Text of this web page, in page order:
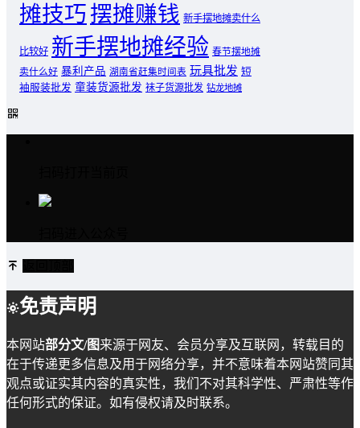
摊技巧摆摊赚钱 新手摆地摊卖什么
比较好 新手摆地摊经验 春节摆地摊
卖什么好 暴利产品 湖南省赶集时间表 玩具批发 短
袖服装批发 童装货源批发 袜子货源批发 钻龙地摊
免责声明
本网站部分文/图来源于网友、会员分享及互联网，转载目的
在于传递更多信息及用于网络分享，并不意味着本网站赞同其
观点或证实其内容的真实性，我们不对其科学性、严肃性等作
任何形式的保证。如有侵权请及时联系。